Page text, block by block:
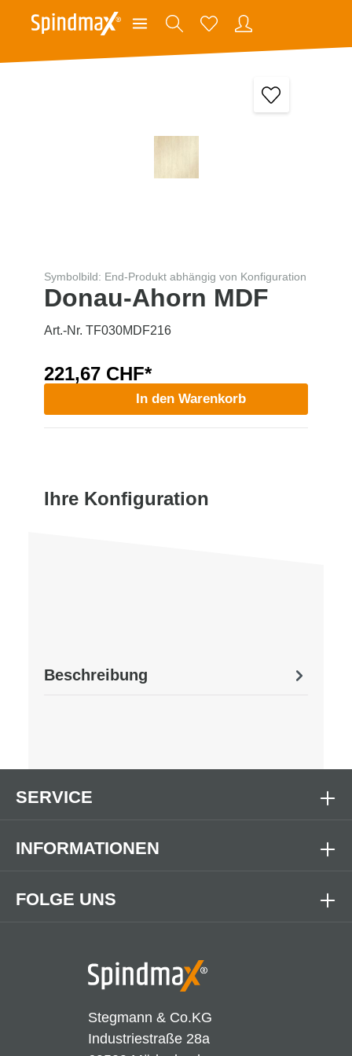
Symbolbild: End-Produkt abhängig von Konfiguration
Donau-Ahorn MDF
Art.-Nr. TF030MDF216
221,67 CHF*
In den Warenkorb
Ihre Konfiguration
Beschreibung
Stegmann & Co.KG
Industriestraße 28a
FOLGE UNS
SERVICE
INFORMATIONEN